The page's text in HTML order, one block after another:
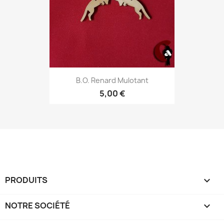
B.O. Renard Mulotant
5,00 €
PRODUITS 
NOTRE SOCIÉTÉ 